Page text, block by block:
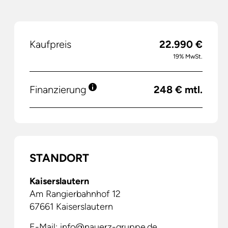
Kaufpreis 22.990 €
19% MwSt.
Finanzierung 248 € mtl.
STANDORT
Kaiserslautern
Am Rangierbahnhof 12
67661 Kaiserslautern